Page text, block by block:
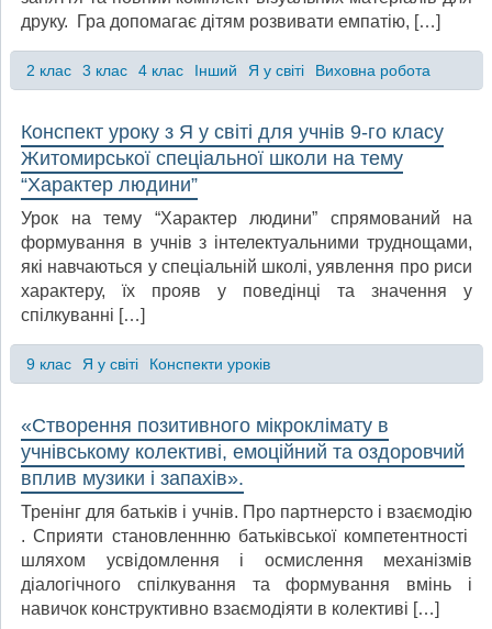
друку. Гра допомагає дітям розвивати емпатію, […]
2 клас 3 клас 4 клас Інший Я у світі Виховна робота
Конспект уроку з Я у світі для учнів 9-го класу
Житомирської спеціальної школи на тему
“Характер людини”
Урок на тему “Характер людини” спрямований на
формування в учнів з інтелектуальними труднощами,
які навчаються у спеціальній школі, уявлення про риси
характеру, їх прояв у поведінці та значення у
спілкуванні […]
9 клас Я у світі Конспекти уроків
«Створення позитивного мікроклімату в
учнівському колективі, емоційний та оздоровчий
вплив музики і запахів».
Тренінг для батьків і учнів. Про партнерсто і взаємодію
. Сприяти становленнню батьківської компетентності
шляхом усвідомлення і осмислення механізмів
діалогічного спілкування та формування вмінь і
навичок конструктивно взаємодіяти в колективі […]